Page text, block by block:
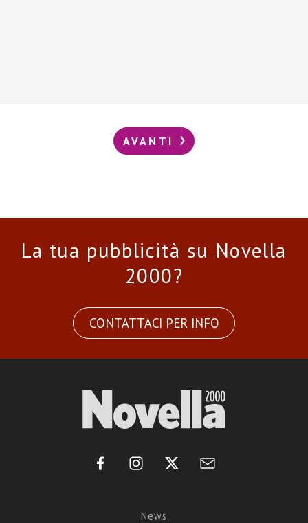
AVANTI
La tua pubblicità su Novella
2000?
CONTATTACI PER INFO
News